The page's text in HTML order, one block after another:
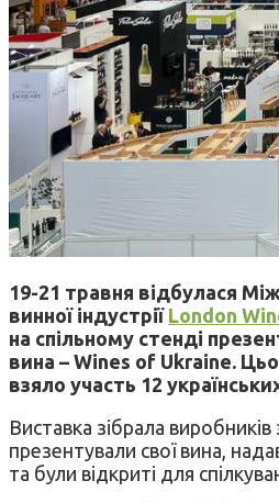
19-21 травня відбулася
винної індустрії London
на спільному стенді
вина – Wines of Ukraine.
взяло участь 12
Виставка зібрала виробників
презентували свої вина,
та були відкриті для